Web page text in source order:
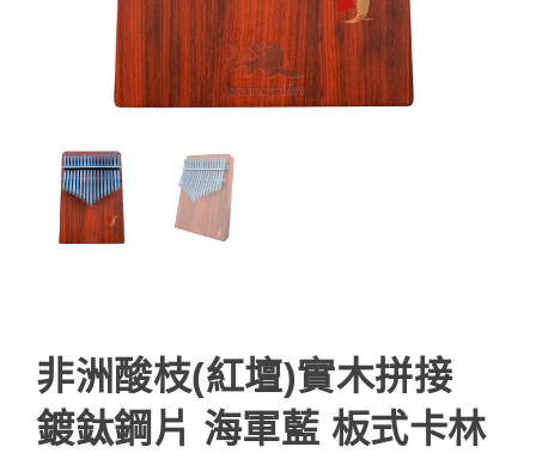
非洲酸枝(紅壇)實木拼接
鍍鈦鋼片 海軍藍 板式卡林